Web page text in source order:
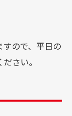
ので、平日の
さい。